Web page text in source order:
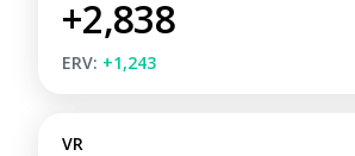
+2,838
ERV: +1,243
VR